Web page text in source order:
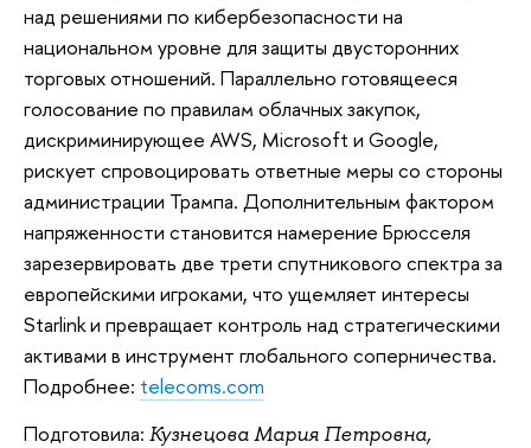
над решениями по кибербезопасности на
национальном уровне для защиты двусторонних
торговых отношений. Параллельно готовящееся
голосование по правилам облачных закупок,
дискриминирующее AWS, Microsoft и Google,
рискует спровоцировать ответные меры со стороны
администрации Трампа. Дополнительным фактором
напряженности становится намерение Брюсселя
зарезервировать две трети спутникового спектра за
европейскими игроками, что ущемляет интересы
Starlink и превращает контроль над стратегическими
активами в инструмент глобального соперничества.
Подробнее: telecoms.com
Подготовила: Кузнецова Мария Петровна,